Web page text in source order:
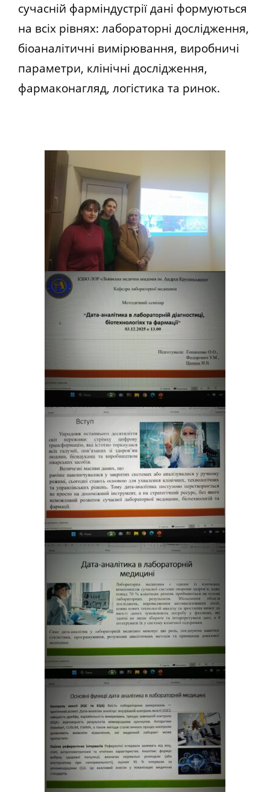
сучасній фарміндустрії дані формуються
на всіх рівнях: лабораторні дослідження,
біоаналітичні вимірювання, виробничі
параметри, клінічні дослідження,
фармаконагляд, логістика та ринок.